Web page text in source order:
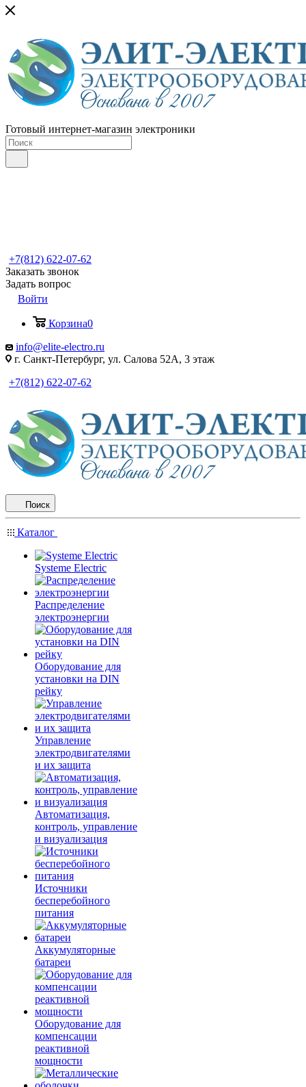
Готовый интернет-магазин электроники
+7(812) 622-07-62
Заказать звонок
Задать вопрос
Войти
Корзина0
info@elite-electro.ru
г. Санкт-Петербург, ул. Салова 52А, 3 этаж
+7(812) 622-07-62
Поиск
Каталог
Systeme Electric
Распределение
электроэнергии
Оборудование для
установки на DIN
рейку
Управление
электродвигателями
и их защита
Автоматизация,
контроль, управление
и визуализация
Источники
бесперебойного
питания
Аккумуляторные
батареи
Оборудование для
компенсации
реактивной
мощности